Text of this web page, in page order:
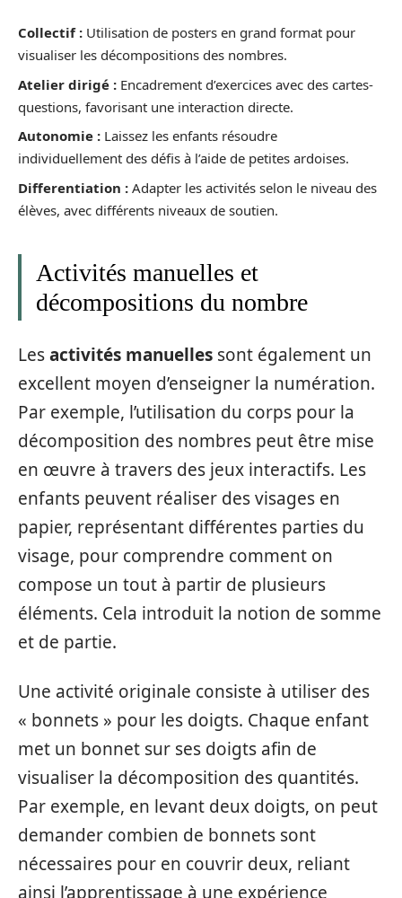
Collectif : Utilisation de posters en grand format pour
visualiser les décompositions des nombres.
Atelier dirigé : Encadrement d’exercices avec des cartes-
questions, favorisant une interaction directe.
Autonomie : Laissez les enfants résoudre
individuellement des défis à l’aide de petites ardoises.
Differentiation : Adapter les activités selon le niveau des
élèves, avec différents niveaux de soutien.
Activités manuelles et
décompositions du nombre
Lesactivités manuelles sont également un
excellent moyen d’enseigner la numération.
Par exemple, l’utilisation du corps pour la
décomposition des nombres peut être mise
en œuvre à travers des jeux interactifs. Les
enfants peuvent réaliser des visages en
papier, représentant différentes parties du
visage, pour comprendre comment on
compose un tout à partir de plusieurs
éléments. Cela introduit la notion de somme
et de partie.
Une activité originale consiste à utiliser des
« bonnets » pour les doigts. Chaque enfant
met un bonnet sur ses doigts afin de
visualiser la décomposition des quantités.
Par exemple, en levant deux doigts, on peut
demander combien de bonnets sont
nécessaires pour en couvrir deux, reliant
ainsi l’apprentissage à une expérience